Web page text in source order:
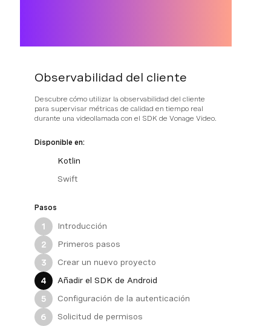
Observabilidad del cliente
Descubre cómo utilizar la observabilidad del cliente
para supervisar métricas de calidad en tiempo real
durante una videollamada con el SDK de Vonage Video.
Disponible en:
Kotlin
Swift
Pasos
1
Introducción
2
Primeros pasos
3
Crear un nuevo proyecto
4
Añadir el SDK de Android
5
Configuración de la autenticación
6
Solicitud de permisos